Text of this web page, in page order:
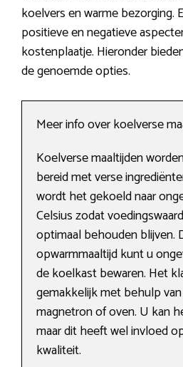
koelvers en warme bezorging.
positieve en negatieve
kostenplaatje. Hieronder
de genoemde opties.
Meer info over koelverse
Koelverse maaltijden
bereid met verse
wordt het gekoeld naar
Celsius zodat
optimaal behouden blijven.
opwarmmaaltijd kunt u
de koelkast bewaren. Het
gemakkelijk met behulp
magnetron of oven. U kan
maar dit heeft wel invloed
kwaliteit.